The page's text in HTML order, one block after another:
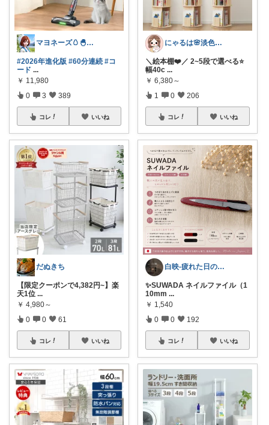
マヨネーズ🥚‪🐣✨️お礼はプロフで♪
#2026年進化版 #60分連続 #コ
ード ...
￥ 11,980
0 3 389
コレ いいね
だぬきち
【限定クーポンで4,382円~】楽
天1位 ...
￥ 4,980～
0 0 61
コレ いいね
にゃるは🌸淡色ベビーキッズマタニティ
＼絵本棚❤️／ 2~5段で選べる⭐
幅40c ...
￥ 6,380～
1 0 206
コレ いいね
白映-疲れた日のROOM
✨SUWADA ネイルファイル（1
10mm ...
￥ 1,540
0 0 192
コレ いいね